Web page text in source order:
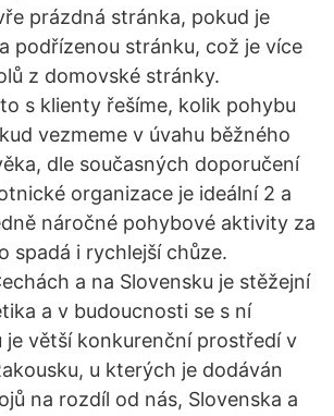
prázdná stránka, pokud je
podřízenou stránku, což je více
z domovské stránky.
s klienty řešíme, kolik pohybu
vezmeme v úvahu běžného
dle současných doporučení
organizace je ideální 2 a
náročné pohybové aktivity za
spadá i rychlejší chůze.
a na Slovensku je stěžejní
a v budoucnosti se s ní
je větší konkurenční prostředí v
u kterých je dodáván
na rozdíl od nás, Slovenska a